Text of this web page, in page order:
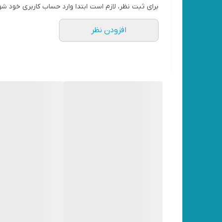
برای ثبت نظر، لازم است ابتدا وارد حساب کاربری خود
افزودن نظر